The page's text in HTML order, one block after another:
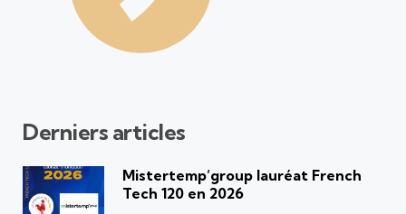
Derniers articles
Mistertemp’group lauréat French
Tech 120 en 2026